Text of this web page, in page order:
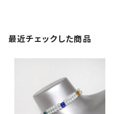
最近チェックした商品